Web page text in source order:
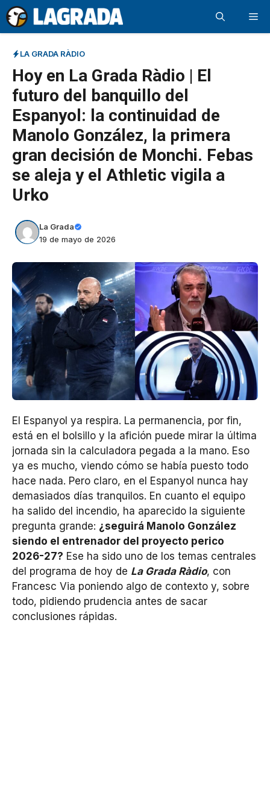
Saltar
al
contenido
LA GRADA RÀDIO
Hoy en La Grada Ràdio | El
futuro del banquillo del
Espanyol: la continuidad de
Manolo González, la primera
gran decisión de Monchi. Febas
se aleja y el Athletic vigila a
Urko
La Grada
19 de mayo de 2026
El Espanyol ya respira. La permanencia, por fin,
está en el bolsillo y la afición puede mirar la última
jornada sin la calculadora pegada a la mano. Eso
ya es mucho, viendo cómo se había puesto todo
hace nada. Pero claro, en el Espanyol nunca hay
demasiados días tranquilos. En cuanto el equipo
ha salido del incendio, ha aparecido la siguiente
pregunta grande: ¿seguirá Manolo González
siendo el entrenador del proyecto perico
2026-27? Ese ha sido uno de los temas centrales
del programa de hoy de La Grada Ràdio, con
Francesc Via poniendo algo de contexto y, sobre
todo, pidiendo prudencia antes de sacar
conclusiones rápidas.